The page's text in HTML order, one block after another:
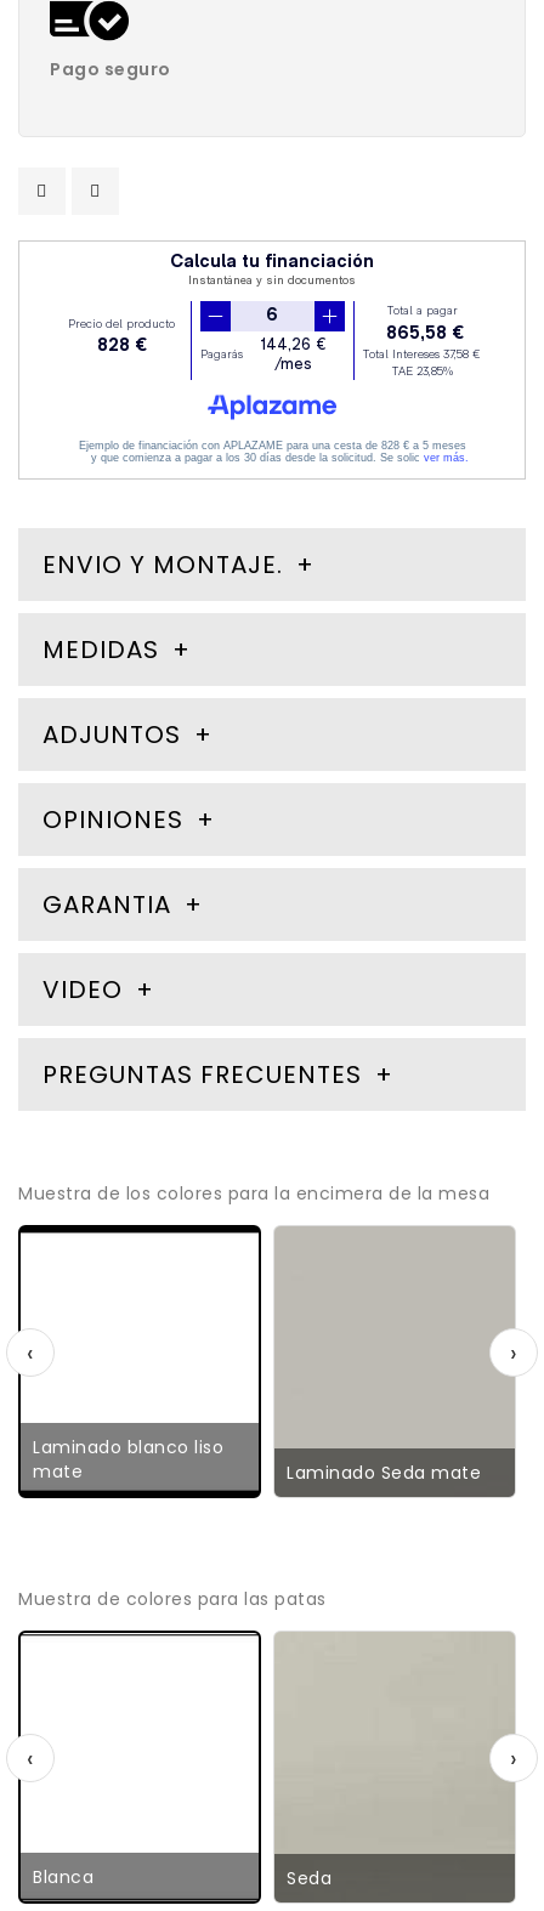
Pago seguro
ENVIO Y MONTAJE.
MEDIDAS
ADJUNTOS
OPINIONES
GARANTIA
VIDEO
PREGUNTAS FRECUENTES
Muestra de los colores para la encimera de la mesa
Laminado blanco liso
mate
Laminado Seda mate
‹ ›
Muestra de colores para las patas
Blanca Seda
‹ ›